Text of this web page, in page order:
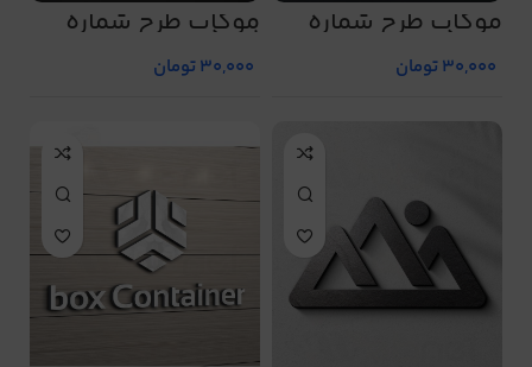
موکاپ طرح شماره
5000
30,000تومان
موکاپ طرح شماره
5001
30,000تومان